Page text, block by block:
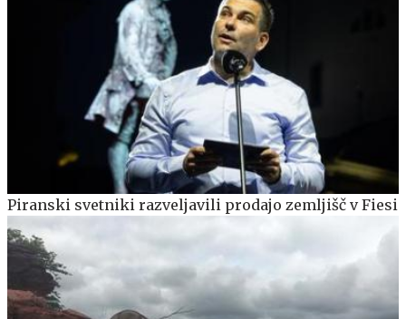
Piranski svetniki razveljavili prodajo zemljišč v Fiesi